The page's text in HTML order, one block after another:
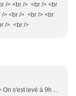
/> <br /> <br /> <br
/> <br /> <br /> <br
/> <br />
On s'est levé à 9h ...